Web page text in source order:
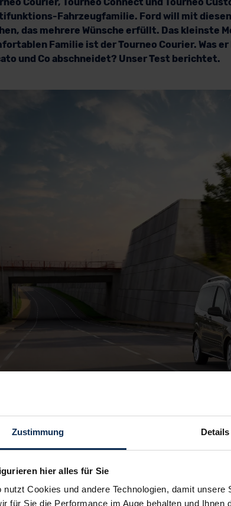
Zustimmung Details
hier alles für Sie
nutzt Cookies und andere Technologien, damit
für Sie die Performance im Auge behalten und
Fahrzeugfamilie. Ford will mit diesen
das mehrere Wünsche erfüllt. Das kleinste
Familie ist der Tourneo Courier. Was
und Co abschneidet? Unser Test berichtet.